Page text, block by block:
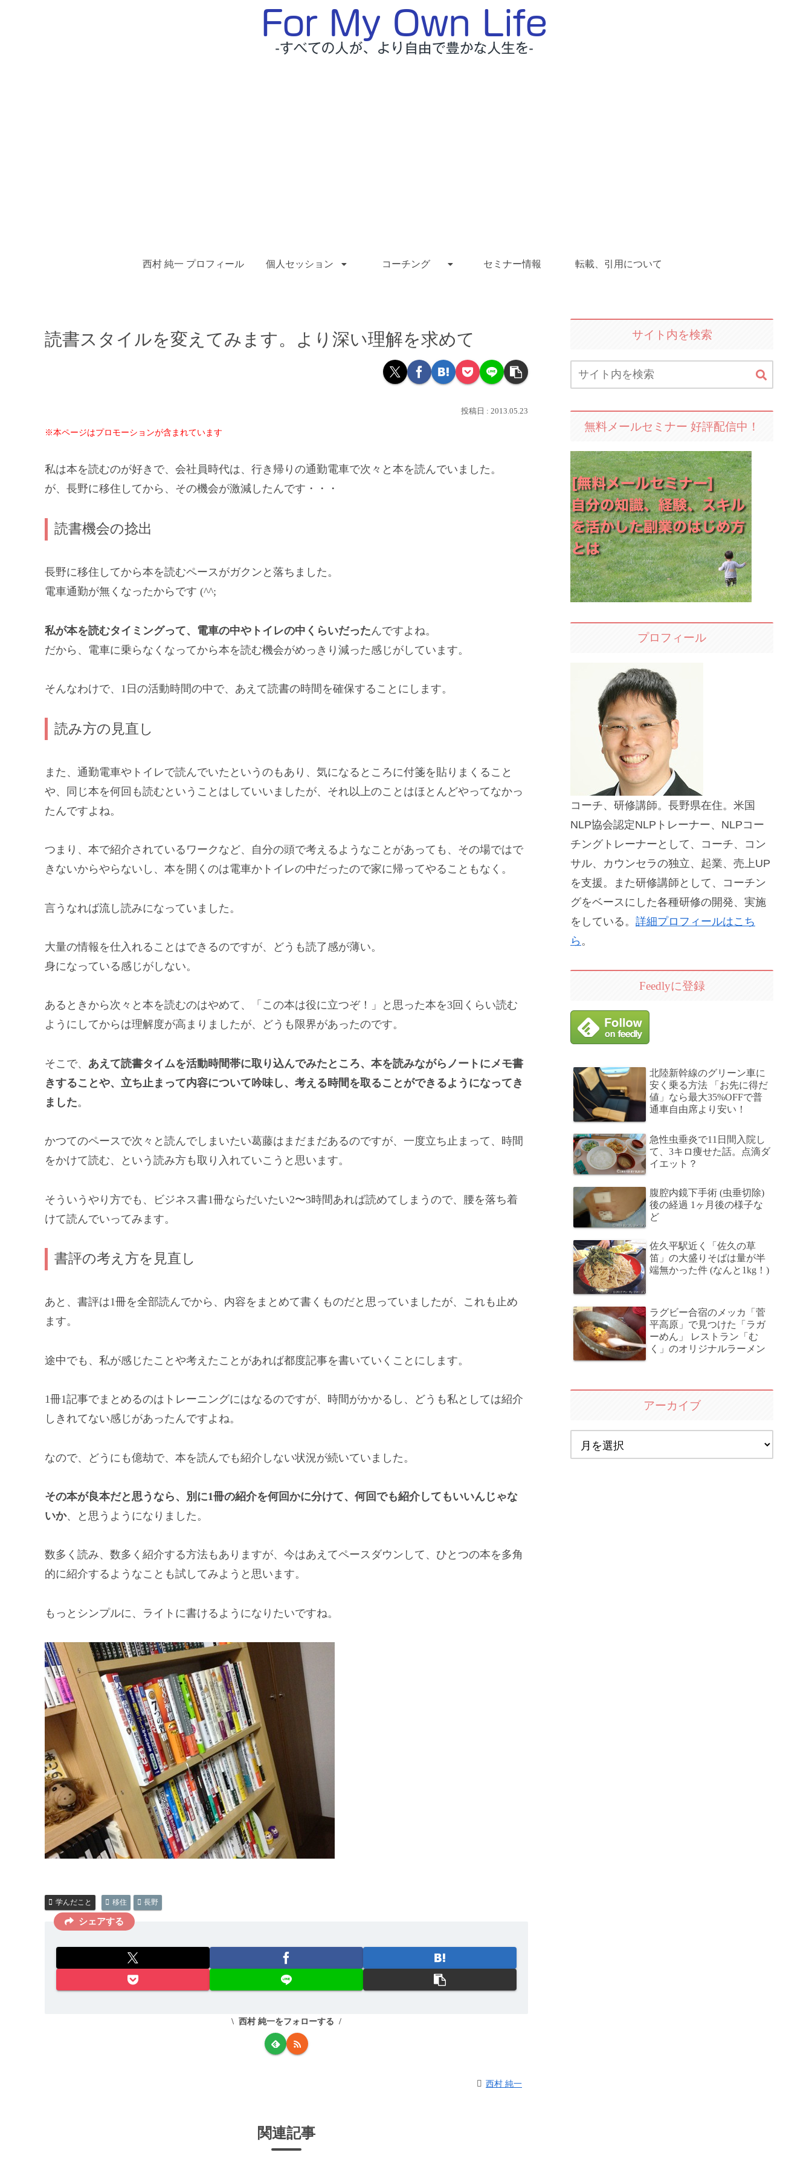
西村 純一 プロフィール 個人セッション コーチング セミナー情報 転載、引用について
読書スタイルを変えてみます。より深い理解を求めて
2013.05.23
※本ページはプロモーションが含まれています
私は本を読むのが好きで、会社員時代は、行き帰りの通勤電車で次々と本を読んでいました。
が、長野に移住してから、その機会が激減したんです・・・
読書機会の捻出
長野に移住してから本を読むペースがガクンと落ちました。
電車通勤が無くなったからです (^^;
私が本を読むタイミングって、電車の中やトイレの中くらいだったんですよね。
だから、電車に乗らなくなってから本を読む機会がめっきり減った感じがしています。
そんなわけで、1日の活動時間の中で、あえて読書の時間を確保することにします。
読み方の見直し
また、通勤電車やトイレで読んでいたというのもあり、気になるところに付箋を貼りまくること
や、同じ本を何回も読むということはしていいましたが、それ以上のことはほとんどやってなかっ
たんですよね。
つまり、本で紹介されているワークなど、自分の頭で考えるようなことがあっても、その場ではで
きないからやらないし、本を開くのは電車かトイレの中だったので家に帰ってやることもなく。
言うなれば流し読みになっていました。
大量の情報を仕入れることはできるのですが、どうも読了感が薄い。
身になっている感じがしない。
あるときから次々と本を読むのはやめて、「この本は役に立つぞ！」と思った本を3回くらい読む
ようにしてからは理解度が高まりましたが、どうも限界があったのです。
そこで、 あえて読書タイムを活動時間帯に取り込んでみたところ、本を読みながらノートにメモ書
きすることや、立ち止まって内容について吟味し、考える時間を取ることができるようになってき
ました。
かつてのペースで次々と読んでしまいたい葛藤はまだまだあるのですが、一度立ち止まって、時間
をかけて読む、という読み方も取り入れていこうと思います。
そういうやり方でも、ビジネス書1冊ならだいたい2〜3時間あれば読めてしまうので、腰を落ち着
けて読んでいってみます。
書評の考え方を見直し
あと、書評は1冊を全部読んでから、内容をまとめて書くものだと思っていましたが、これも止め
ます。
途中でも、私が感じたことや考えたことがあれば都度記事を書いていくことにします。
1冊1記事でまとめるのはトレーニングにはなるのですが、時間がかかるし、どうも私としては紹介
しきれてない感じがあったんですよね。
なので、どうにも億劫で、本を読んでも紹介しない状況が続いていました。
その本が良本だと思うなら、別に1冊の紹介を何回かに分けて、何回でも紹介してもいいんじゃな
いか、と思うようになりました。
数多く読み、数多く紹介する方法もありますが、今はあえてペースダウンして、ひとつの本を多角
的に紹介するようなことも試してみようと思います。
もっとシンプルに、ライトに書けるようになりたいですね。
学んだこと 移住 長野
シェアする
西村 純一をフォローする
西村 純一
関連記事
サイト内を検索
無料メールセミナー 好評配信中！
プロフィール
コーチ、研修講師。長野県在住。米国
NLP協会認定NLPトレーナー、NLPコー
チングトレーナーとして、コーチ、コン
サル、カウンセラの独立、起業、売上UP
を支援。また研修講師として、コーチン
グをベースにした各種研修の開発、実施
をしている。 詳細プロフィールはこち
ら 。
Feedlyに登録
北陸新幹線のグリーン車に
安く乗る方法 「お先に得だ
値」なら最大35%OFFで普
通車自由席より安い！
急性虫垂炎で11日間入院し
て、3キロ痩せた話。点滴ダ
イエット？
腹腔内鏡下手術 (虫垂切除)
後の経過 1ヶ月後の様子な
ど
佐久平駅近く「佐久の草
笛」の大盛りそばは量が半
端無かった件 (なんと1kg！)
ラグビー合宿のメッカ「菅
平高原」で見つけた「ラガ
ーめん」 レストラン「む
く」のオリジナルラーメン
アーカイブ